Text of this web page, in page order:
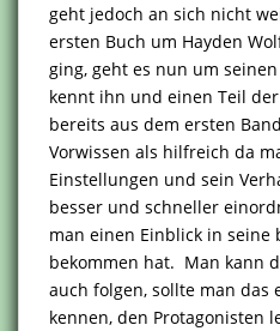
geht jedoch an sich nicht
ersten Buch um Hayden
ging, geht es nun um
kennt ihn und einen Teil
bereits aus dem ersten
Vorwissen als hilfreich da
Einstellungen und sein
besser und schneller
man einen Einblick in seine
bekommen hat. Man kann
auch folgen, sollte man das
kennen, den Protagonisten